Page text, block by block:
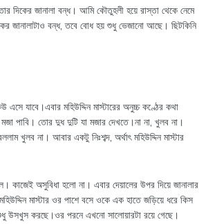
দিকের জানালা বন্ধ। আমি কৌতুহলী হয়ে রাস্তা থেকে নেমে
জানালাটাও বন্ধ, তবে বোধ হয় শুধু ভেজানো আছে। ছিটকিনি
যাবে।এবার মহিউদ্দিন মাস্টারের অনুচ্চ কণ্ঠের কথা
তোর দুধ দুটি যা মজার দেখতে।না না, খুলব না।
খুলব না। আবার একটু নিঃশব্দ, অর্থাৎ মহিউদ্দিন মাস্টার
অসুবিধা হলো না। এবার দেয়ালের উপর দিয়ে জানালার
মাস্টার ওর পাশে বসে ওকে এক হাতে জড়িয়ে ধরে কিস
উসখুস করছে।ওর পরনে এখনো সালোয়ারটা রয়ে গেছে।